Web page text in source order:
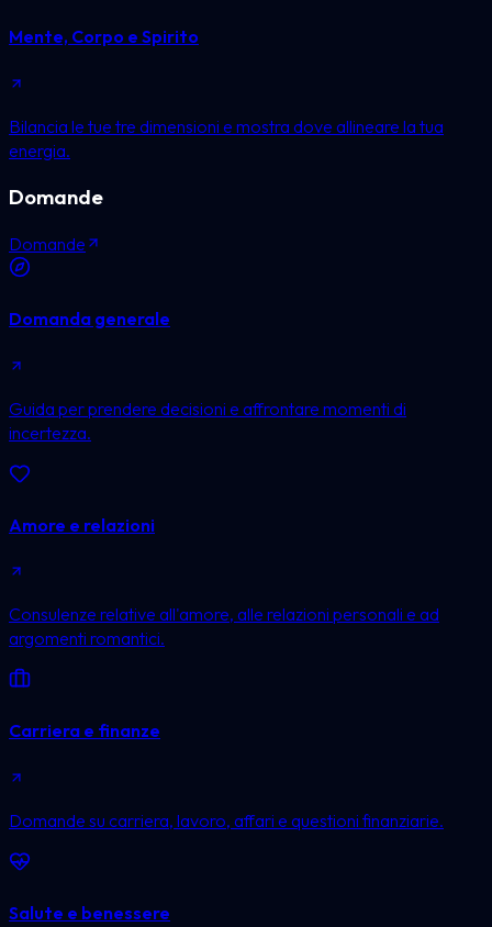
Mente, Corpo e Spirito
Bilancia le tue tre dimensioni e mostra dove allineare la tua
energia.
Domande
Domande
Domanda generale
Guida per prendere decisioni e affrontare momenti di
incertezza.
Amore e relazioni
Consulenze relative all'amore, alle relazioni personali e ad
argomenti romantici.
Carriera e finanze
Domande su carriera, lavoro, affari e questioni finanziarie.
Salute e benessere